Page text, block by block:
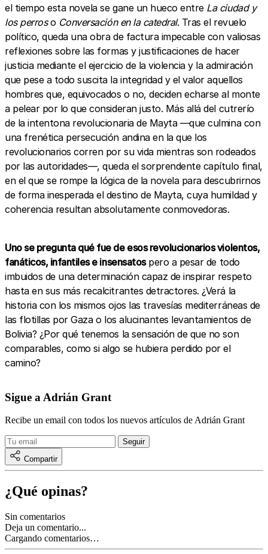
el tiempo esta novela se gane un hueco entre La ciudad y
los perroso Conversación en la catedral. Tras el revuelo
político, queda una obra de factura impecable con valiosas
reflexiones sobre las formas y justificaciones de hacer
justicia mediante el ejercicio de la violencia y la admiración
que pese a todo suscita la integridad y el valor aquellos
hombres que, equivocados o no, deciden echarse al monte
a pelear por lo que consideran justo. Más allá del cutrerío
de la intentona revolucionaria de Mayta —que culmina con
una frenética persecución andina en la que los
revolucionarios corren por su vida mientras son rodeados
por las autoridades—, queda el sorprendente capítulo final,
en el que se rompe la lógica de la novela para descubrirnos
de forma inesperada el destino de Mayta, cuya humildad y
coherencia resultan absolutamente conmovedoras.
Uno se pregunta qué fue de esos revolucionarios violentos,
fanáticos, infantiles e insensatospero a pesar de todo
imbuidos de una determinación capaz de inspirar respeto
hasta en sus más recalcitrantes detractores. ¿Verá la
historia con los mismos ojos las travesías mediterráneas de
las flotillas por Gaza o los alucinantes levantamientos de
Bolivia? ¿Por qué tenemos la sensación de que no son
comparables, como si algo se hubiera perdido por el
camino?
Sigue a Adrián Grant
Recibe un email con todos los nuevos artículos de Adrián Grant
Compartir
¿Qué opinas?
Sin comentarios
Deja un comentario...
Cargando comentarios…